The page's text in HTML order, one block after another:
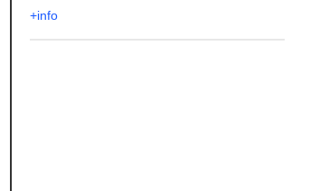
+info